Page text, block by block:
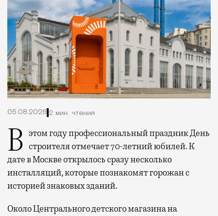
05.08.2026 2 мин. чтения
В этом году профессиональный праздник День строителя отмечает 70-летний юбилей. К
дате в Москве открылось сразу несколько
инсталляций, которые познакомят горожан с
историей знаковых зданий.
Около Центрального детского магазина на